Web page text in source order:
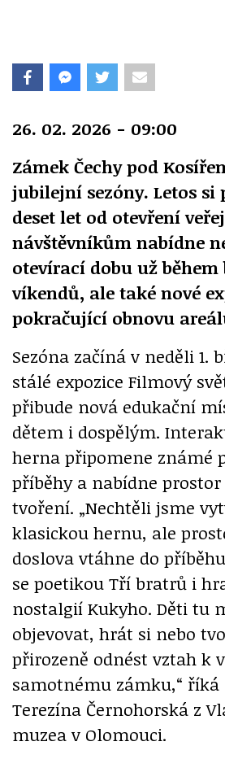
26. 02. 2026 - 09:00
Zámek Čechy pod
jubilejní sezóny. Letos
deset let od otevření
návštěvníkům nabídne
otevírací dobu už během
víkendů, ale také nové
pokračující obnovu
Sezóna začíná v neděli 1.
stálé expozice Filmový
přibude nová edukační
dětem i dospělým.
herna připomene známé
příběhy a nabídne
tvoření. „Nechtěli jsme
klasickou hernu, ale
doslova vtáhne do
se poetikou Tří bratrů i
nostalgií Kukyho. Děti tu
objevovat, hrát si nebo
přirozeně odnést vztah k
samotnému zámku,“ říká
Terezína Černohorská z
muzea v Olomouci.